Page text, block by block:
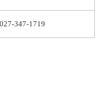
027-347-1719